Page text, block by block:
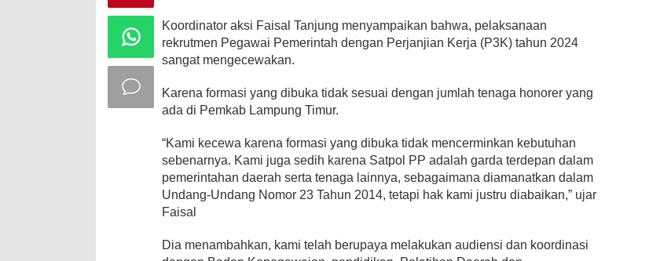
Koordinator aksi Faisal Tanjung menyampaikan bahwa, pelaksanaan
rekrutmen Pegawai Pemerintah dengan Perjanjian Kerja (P3K) tahun 2024
sangat mengecewakan.
Karena formasi yang dibuka tidak sesuai dengan jumlah tenaga honorer yang
ada di Pemkab Lampung Timur.
“Kami kecewa karena formasi yang dibuka tidak mencerminkan kebutuhan
sebenarnya. Kami juga sedih karena Satpol PP adalah garda terdepan dalam
pemerintahan daerah serta tenaga lainnya, sebagaimana diamanatkan dalam
Undang-Undang Nomor 23 Tahun 2014, tetapi hak kami justru diabaikan,” ujar
Faisal
Dia menambahkan, kami telah berupaya melakukan audiensi dan koordinasi